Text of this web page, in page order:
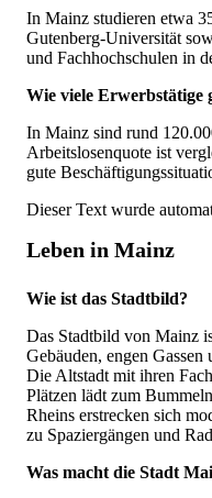
In Mainz studieren etwa
Gutenberg-Universität
und Fachhochschulen in
Wie viele Erwerbstätige
In Mainz sind rund
Arbeitslosenquote ist
gute
Dieser Text wurde
Leben in Mainz
Wie ist das Stadtbild?
Das Stadtbild von Mainz
Gebäuden, engen
Die Altstadt mit ihren
Plätzen lädt zum
Rheins erstrecken sich
zu Spaziergängen und
Was macht die Stadt